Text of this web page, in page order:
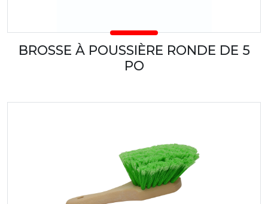
BROSSE À POUSSIÈRE RONDE DE 5
PO